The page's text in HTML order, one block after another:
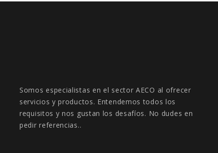
Somos especialistas en el sector AECO al ofrecer
servicios y productos. Entendemos todos los
requisitos y nos gustan los desafíos. No dudes en
pedir referencias..